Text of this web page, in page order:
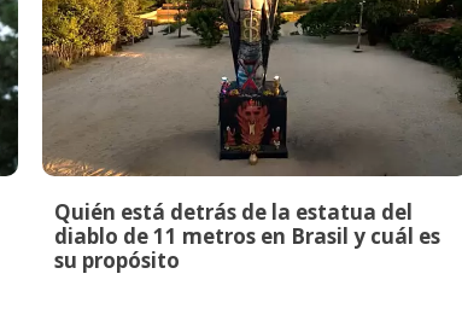
Quién está detrás de la estatua del
diablo de 11 metros en Brasil y cuál es
su propósito